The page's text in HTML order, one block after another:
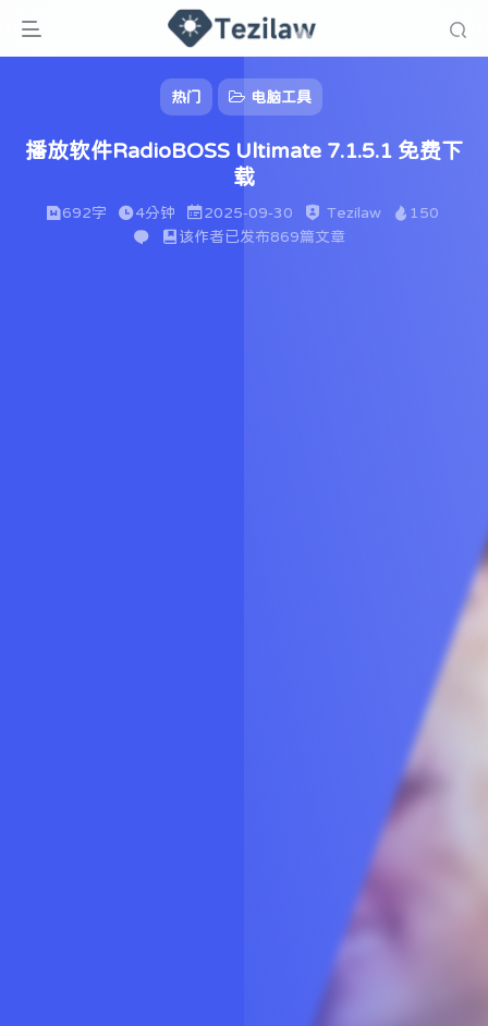
热门 电脑工具
播放软件RadioBOSS Ultimate 7.1.5.1 免费下
载
692字 4分钟 2025-09-30 Tezilaw
150
该作者已发布869篇文章